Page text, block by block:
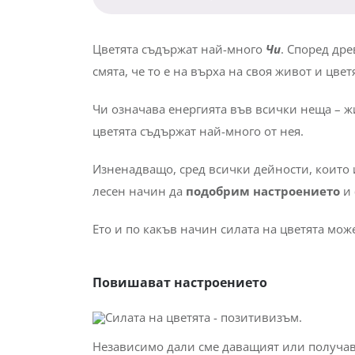
Цветята съдържат най-много Чи. Според
смята, че то е на върха на своя живот и
Чи означава енергията във всички неща –
цветята съдържат най-много от нея.
Изненадващо, сред всички дейности,
лесен начин да подобрим настроениетои
Ето и по какъв начин силата на цветята
Повишават настроението
Независимо дали сме даващият или